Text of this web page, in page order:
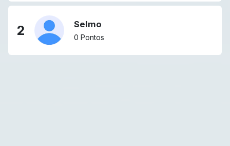
2 Selmo
0 Pontos